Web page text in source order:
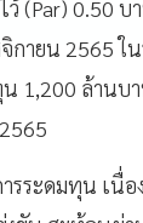
ว้ (Par) 0.50
กายน 2565 ใ
1,200 ล้านบา
รระดมทุน เนื่อ